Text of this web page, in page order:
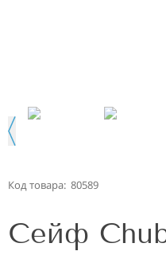
Код товара: 80589
Сейф